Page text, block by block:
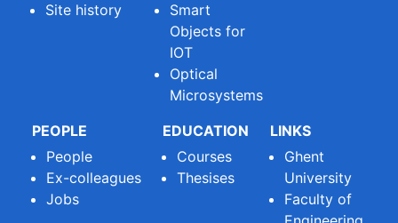
Site history
Smart
Objects for
IOT
Optical
Microsystems
PEOPLE
People
Ex-colleagues
Jobs
EDUCATION
Courses
Thesises
LINKS
Ghent
University
Faculty of